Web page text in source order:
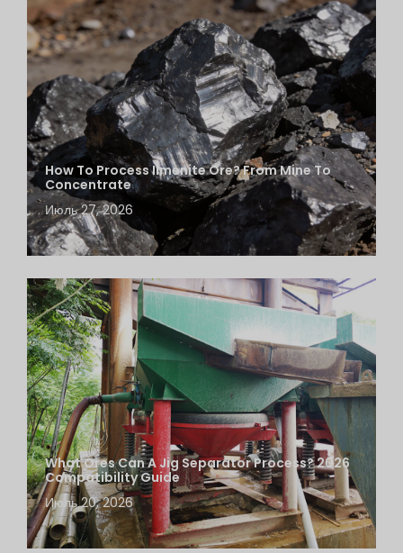
How To Process Ilmenite Ore? From Mine To
Concentrate
Июль 27, 2026
What Ores Can A Jig Separator Process? 2026
Compatibility Guide
Июль 20, 2026